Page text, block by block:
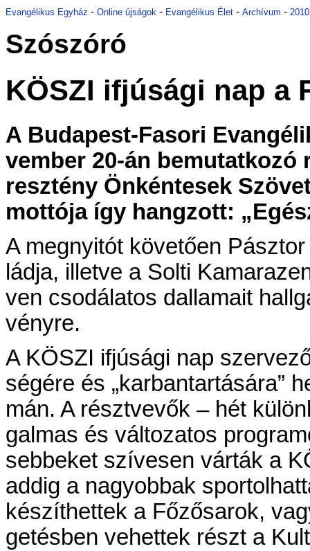
Evangélikus Egyház - Online újságok - Evangélikus Élet - Archívum - 2010
Szószóró
KÖ­SZI if­jú­sá­gi nap a
A Bu­da­pest-Fa­so­ri
vem­ber 20-án be­mu­tat­ko­zó
resz­tény Ön­kén­te­sek
mot­tó­ja így hang­zott:
A meg­nyi­tót kö­ve­tő­en
lád­ja, il­let­ve a Sol­ti
ven cso­dá­la­tos dal­la­ma­it
vény­re.
A KÖ­SZI ifjúsági nap
sé­gé­re és „kar­ban­tar­tá­sá­ra”
mán. A részt­ve­vők – hét
gal­mas és vál­to­za­tos
seb­be­ket szí­ve­sen vár­ták a
ad­dig a na­gyob­bak
ké­szít­het­tek a Fő­ző­sa­rok,
ge­tés­ben ve­het­tek részt a